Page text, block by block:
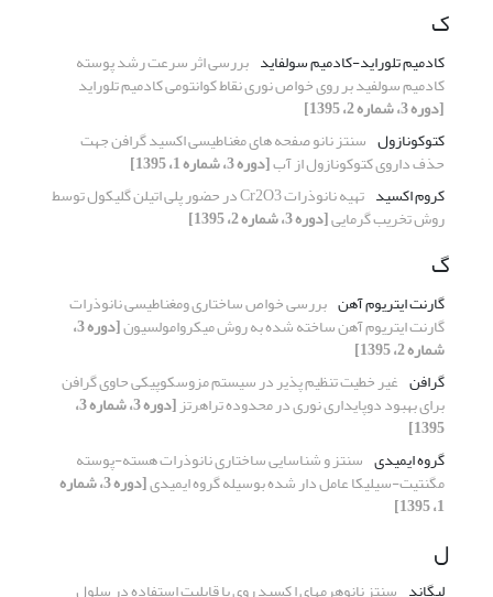
ک
کادمیم تلوراید-کادمیم سولفاید بررسی اثر سرعت رشد پوسته
کادمیم سولفید بر روی خواص نوری نقاط کوانتومی کادمیم تلوراید
[دوره 3، شماره 2، 1395]
کتوکونازول سنتز نانو صفحه های مغناطیسی اکسید گرافن جهت
حذف داروی کتوکونازول از آب[دوره 3، شماره 1، 1395]
کروم اکسید
تهیه نانوذرات Cr2O3 در حضور پلی اتیلن گلیکول توسط
روش تخریب گرمایی[دوره 3، شماره 2، 1395]
گ
گارنت ایتریوم آهن بررسی خواص ساختاری ومغناطیسی نانوذرات
گارنت ایتریوم آهن ساخته شده به روش میکروامولسیون [دوره 3،
شماره 2، 1395]
گرافن غیر خطیت تنظیم پذیر در سیستم مزوسکوپیکی حاوی گرافن
برای بهبود دوپایداری نوری در محدوده تراهرتز [دوره 3، شماره 3،
1395]
گروه ایمیدی سنتز و شناسایی ساختاری نانوذرات هسته-پوسته
مگنتیت-سیلیکا عامل دار شده بوسیله گروه ایمیدی [دوره 3، شماره
1، 1395]
ل
لیگاند سنتز نانوهرمهای ا کسید روی با قابلیت استفاده در سلول